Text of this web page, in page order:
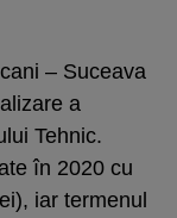
– Suceava
a
Tehnic.
în 2020 cu
iar termenul